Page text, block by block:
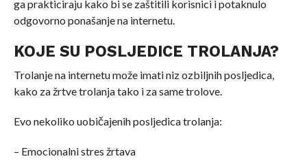
ga prakticiraju kako bi se zaštitili korisnici i potaknulo
odgovorno ponašanje na internetu.
KOJE SU POSLJEDICE TROLANJA?
Trolanje na internetu može imati niz ozbiljnih posljedica,
kako za žrtve trolanja tako i za same trolove.
Evo nekoliko uobičajenih posljedica trolanja:
– Emocionalni stres žrtava